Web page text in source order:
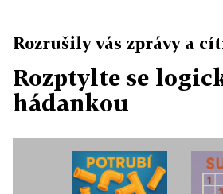
Rozrušily vás zprávy a
Rozptylte se
hádankou